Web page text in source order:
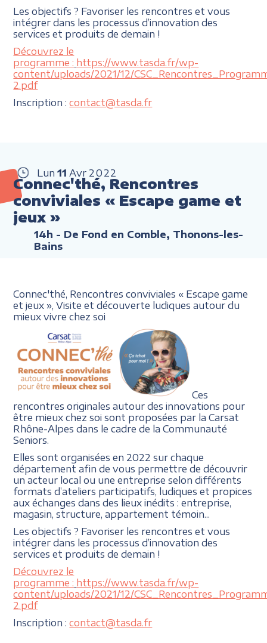
Les objectifs ? Favoriser les rencontres et vous
intégrer dans les processus d’innovation des
services et produits de demain !
Découvrez le
programme : https://www.tasda.fr/wp-
content/uploads/2021/12/
2.pdf
Inscription :contact@tasda.fr
Lun 11 Avr 2022
Connec'thé, Rencontres
conviviales « Escape game et
jeux »
14h - De Fond en Comble, Thonons-les-
Bains
Connec'thé, Rencontres conviviales « Escape game
et jeux »,Visite et découverte ludiquesautour du
mieux vivre chez soi
Ces
rencontres originales autour des innovations pour
être mieux chez soi sont proposées par la Carsat
Rhône-Alpes dans le cadre de la Communauté
Seniors.
Elles sont organisées en 2022 sur chaque
département afin de vous permettre de découvrir
un acteur local ou une entreprise selon différents
formats d’ateliers participatifs, ludiques et propices
aux échanges dans des lieux inédits : entreprise,
magasin, structure, appartement témoin...
Les objectifs ? Favoriser les rencontres et vous
intégrer dans les processus d’innovation des
services et produits de demain !
Découvrez le
programme : https://www.tasda.fr/wp-
content/uploads/2021/12/
2.pdf
Inscription :contact@tasda.fr